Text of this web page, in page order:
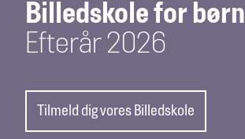
Billedskole for børn
Efterår 2026
Tilmeld dig vores Billedskole